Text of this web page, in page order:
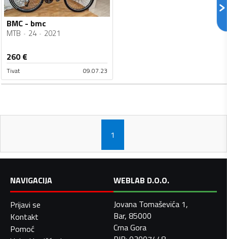
BMC - bmc
MTB 24 2021
260€
Tivat 09.07.23
1
NAVIGACIJA
Prijavi se
Kontakt
Pomoć
WEBLAB D.O.O.
Jovana Tomaševića 1,
Bar, 85000
Crna Gora